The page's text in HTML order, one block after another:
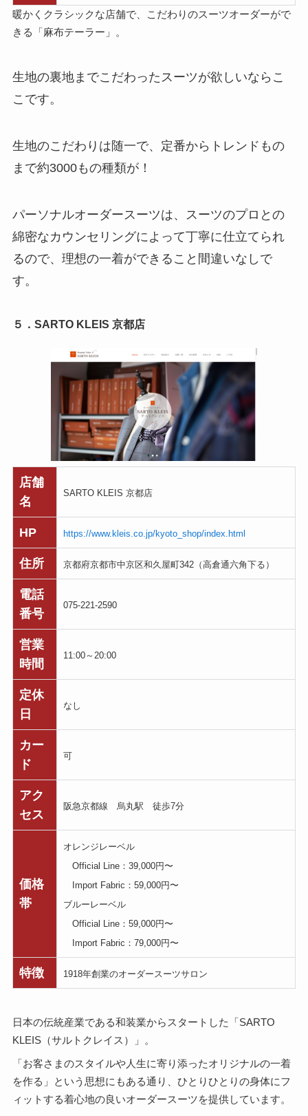
暖かくクラシックな店舗で、こだわりのスーツオーダーがで
きる「麻布テーラー」。
生地の裏地までこだわったスーツが欲しいならこ
こです。
生地のこだわりは随一で、定番からトレンドもの
まで約3000もの種類が！
パーソナルオーダースーツは、スーツのプロとの
綿密なカウンセリングによって丁寧に仕立てられ
るので、理想の一着ができること間違いなしで
す。
５．SARTO KLEIS 京都店
店舗
名
SARTO KLEIS 京都店
HP https://www.kleis.co.jp/kyoto_shop/index.html
住所 京都府京都市中京区和久屋町342（高倉通六角下る）
電話
番号
075-221-2590
営業
時間
11:00～20:00
定休
日
なし
カー
ド
可
アク
セス
阪急京都線 烏丸駅 徒歩7分
価格
帯
オレンジレーベル
Official Line：39,000円〜
Import Fabric：59,000円〜
ブルーレーベル
Official Line：59,000円〜
Import Fabric：79,000円〜
特徴 1918年創業のオーダースーツサロン
日本の伝統産業である和装業からスタートした「SARTO
KLEIS（サルトクレイス）」。
「お客さまのスタイルや人生に寄り添ったオリジナルの一着
を作る」という思想にもある通り、ひとりひとりの身体にフ
ィットする着心地の良いオーダースーツを提供しています。